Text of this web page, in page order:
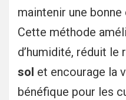
maintenir une bonne
Cette méthode
d’humidité, réduit le
sol et encourage la
bénéfique pour les